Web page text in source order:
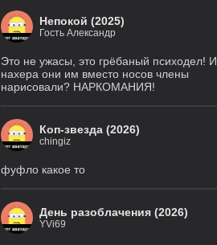
Непокой (2025)
Гость Александр
Это не ужасы, это грёбаный психодел! И
нахера они им вместо носов члены
нарисовали? НАРКОМАНИЯ!
Коп-звезда (2026)
chingiz
фуфло какое то
День разоблачения (2026)
YVi69